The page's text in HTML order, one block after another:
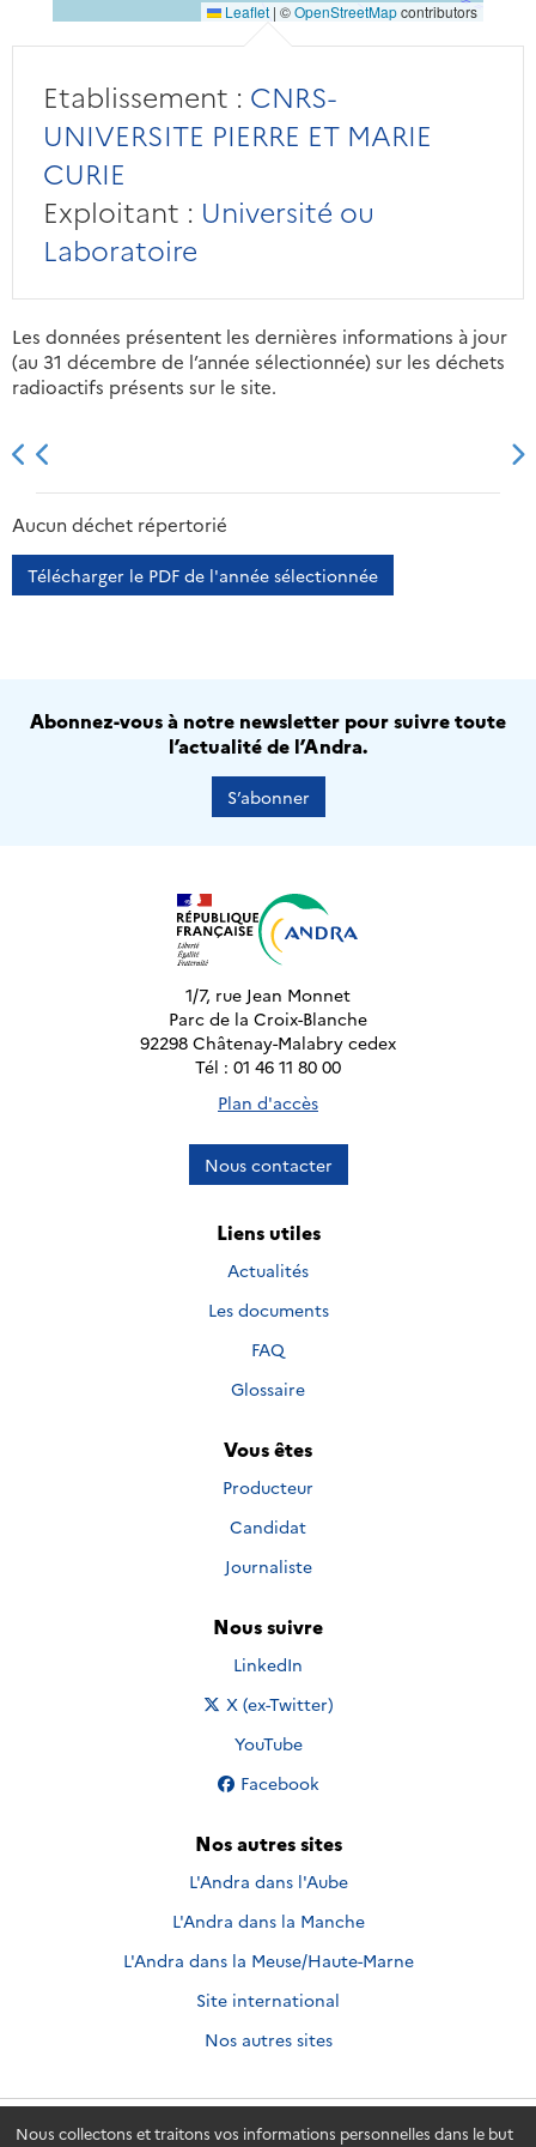
Nous collectons et traitons vos informations personnelles dans le but
Leaflet | ©OpenStreetMapcontributors
Etablissement : CNRS-
UNIVERSITE PIERRE ET MARIE
CURIE
Exploitant : Université ou
Laboratoire
Les données présentent les dernières informations à jour
(au 31 décembre de l’année sélectionnée) sur les déchets
radioactifs présents sur le site.
2013 2014
Aucun déchet répertorié
Télécharger le PDF de l'année sélectionnée
Abonnez-vous à notre newsletter pour suivre toute
l’actualité de l’Andra.
S’abonner
1/7, rue Jean Monnet
Parc de la Croix-Blanche
92298 Châtenay-Malabry cedex
Tél : 01 46 11 80 00
Plan d'accès
Nous contacter
Liens utiles
Actualités
Les documents
FAQ
Glossaire
Vous êtes
Producteur
Candidat
Journaliste
Nous suivre
Nous suivre sur
LinkedIn
Nous suivre sur
X (ex-Twitter)
Nous suivre sur
YouTube
Nous suivre sur
Facebook
Nos autres sites
L'Andra dans l'Aube
L'Andra dans la Manche
L'Andra dans la Meuse/Haute-Marne
Site international
Nos autres sites
Andra.fr © 2026 - Andra. Tous droits réservés.